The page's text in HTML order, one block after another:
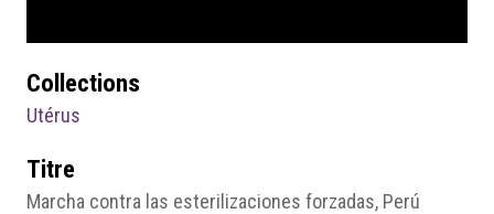
Collections
Utérus
Titre
Marcha contra las esterilizaciones forzadas, Perú